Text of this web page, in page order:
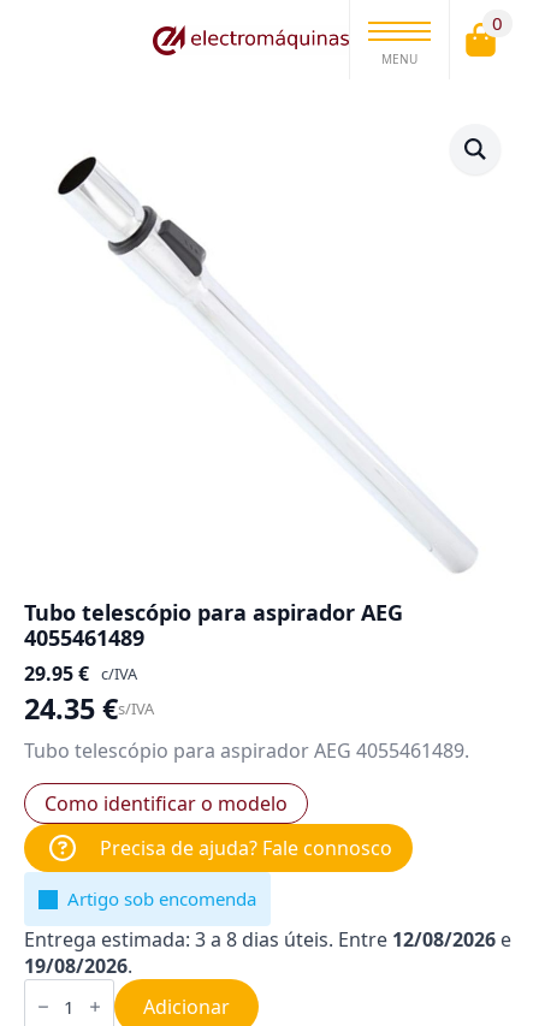
MENU
0
Tubo telescópio para aspirador AEG
4055461489
29.95€ c/IVA
24.35€s/IVA
Tubo telescópio para aspirador AEG 4055461489.
Como identificar o modelo
Precisa de ajuda? Fale connosco
Artigo sob encomenda
Entrega estimada: 3 a 8 dias úteis. Entre 12/08/2026 e
19/08/2026.
Quantidade
de Adicionar